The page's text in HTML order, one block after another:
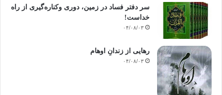
سر دفتر فساد در زمین‌، دوری وکناره‌گیری از راه
خداست‌!
۰۴/۰۸/۰۳
رهایی از زندانِ اوهام
۰۴/۰۸/۰۳